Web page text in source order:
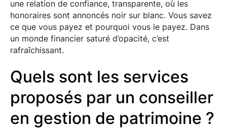
une relation de confiance, transparente, où les
honoraires sont annoncés noir sur blanc. Vous savez
ce que vous payez et pourquoi vous le payez. Dans
un monde financier saturé d’opacité, c’est
rafraîchissant.
Quels sont les services
proposés par un conseiller
en gestion de patrimoine ?